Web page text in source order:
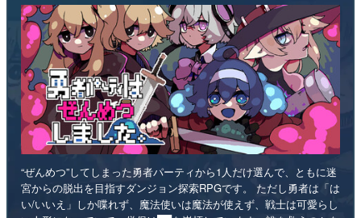
“ぜんめつ”してしまった勇者パーティから1人だけ選んで、ともに迷
宮からの脱出を目指すダンジョン探索RPGです。 ただし勇者は「は
い/いいえ」しか喋れず、魔法使いは魔法が使えず、戦士は可愛らし